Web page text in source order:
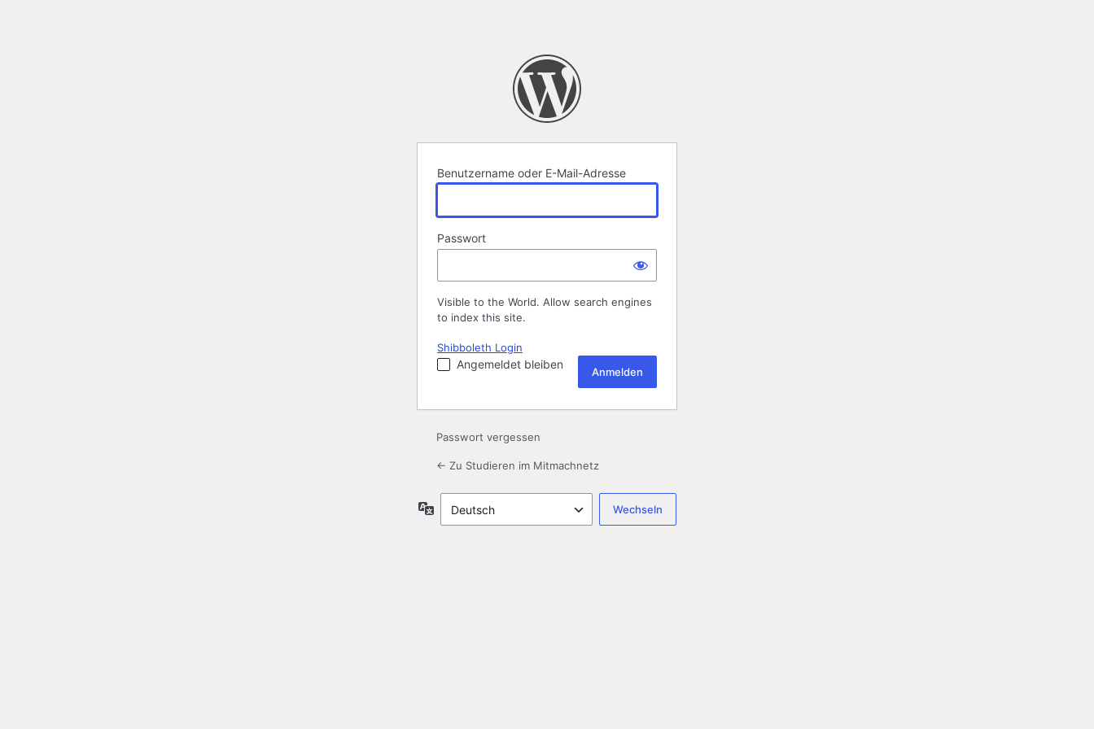
Benutzername oder E-Mail-Adresse
Passwort
Visible to the World. Allow search engines
to index this site.
Shibboleth Login
Angemeldet bleiben
Passwort vergessen
← Zu Studieren im Mitmachnetz
Sprache